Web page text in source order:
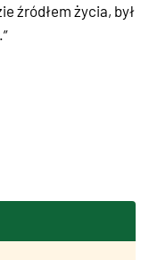
źródłem życia, był